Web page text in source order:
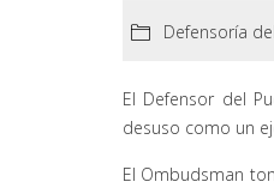
Defensoría
El Defensor del
desuso como un
El Ombudsman